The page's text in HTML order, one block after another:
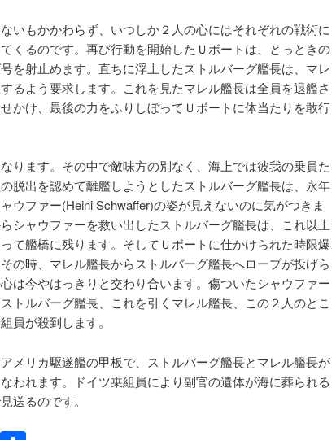
いもかかわらず、いつしか２人の心にはそれぞれの戦術に
くるのです。再び行動を開始したＵボートは、とっときの
を射止めます。直ちに浮上したストルバーグ艦長は、マレ
るよう要求します。これを見たマレル艦長は全員を退艦さ
かけ、最後の力をふりしぼってＵボートに体当たりを敢行
ります。その中で敵味方の別なく、海上では彼我の乗員た
脱出を認めて離艦しようとしたストルバーグ艦長は、永年
ウファー(Heini Schwaffer)の姿が見えないのに気がつきま
シャウファーを救い出したストルバーグ艦長は、これ以上
て艦橋に残ります。そしてＵボートに仕かけられた時限爆
の時、マレル艦長からストルバーグ艦長へロープが投げら
は今やはっきりと交わり合います。傷ついたシャウファー
トルバーグ艦長、これを引くマレル艦長、この２人のとこ
員が殺到します。
メリカ駆遂艦の甲板で、ストルバーグ艦長とマレル艦長が
われます。ドイツ乗組員により副官の遺体が海に葬られる
送るのです。